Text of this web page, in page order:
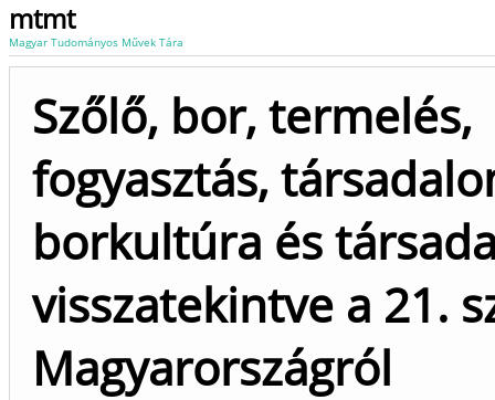
mtmt
Magyar Tudományos Művek Tára
Szőlő, bor, termelés,
fogyasztás,
borkultúra és
visszatekintve a 21.
Magyarországról